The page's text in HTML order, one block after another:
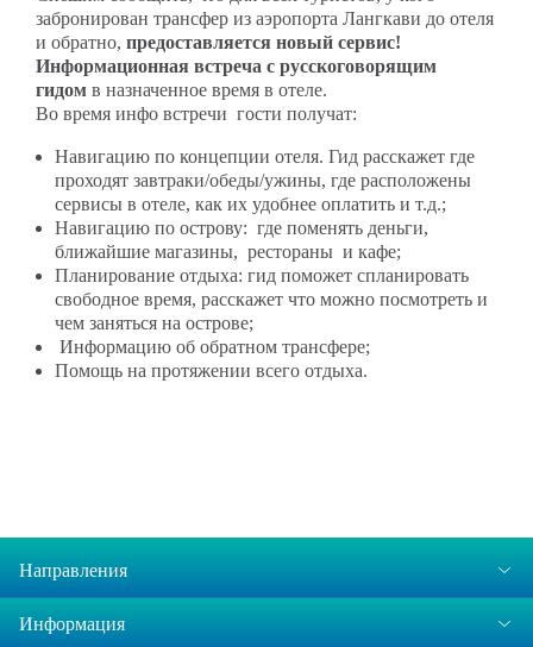
забронирован трансфер из аэропорта Лангкави до отеля
и обратно, предоставляется новый сервис!
Информационная встреча с русскоговорящим
гидом в назначенное время в отеле.
Во время инфо встречи гости получат:
Навигацию по концепции отеля. Гид расскажет где
проходят завтраки/обеды/ужины, где расположены
сервисы в отеле, как их удобнее оплатить и т.д.;
Навигацию по острову: где поменять деньги,
ближайшие магазины, рестораны и кафе;
Планирование отдыха: гид поможет спланировать
свободное время, расскажет что можно посмотреть и
чем заняться на острове;
Информацию об обратном трансфере;
Помощь на протяжении всего отдыха.
Направления
Информация